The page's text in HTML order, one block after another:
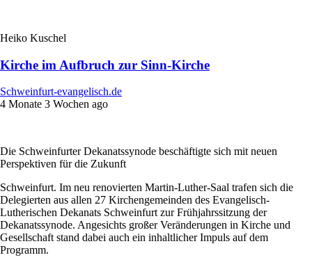
Heiko Kuschel
Kirche im Aufbruch zur Sinn-Kirche
Schweinfurt-evangelisch.de
4 Monate 3 Wochen ago
Die Schweinfurter Dekanatssynode beschäftigte sich mit neuen
Perspektiven für die Zukunft
Schweinfurt. Im neu renovierten Martin-Luther-Saal trafen sich die
Delegierten aus allen 27 Kirchengemeinden des Evangelisch-
Lutherischen Dekanats Schweinfurt zur Frühjahrssitzung der
Dekanatssynode. Angesichts großer Veränderungen in Kirche und
Gesellschaft stand dabei auch ein inhaltlicher Impuls auf dem
Programm.